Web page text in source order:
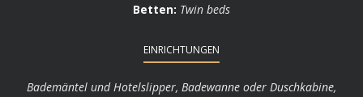
Betten: Twin beds
EINRICHTUNGEN
Bademäntel und Hotelslipper, Badewanne oder Duschkabine,